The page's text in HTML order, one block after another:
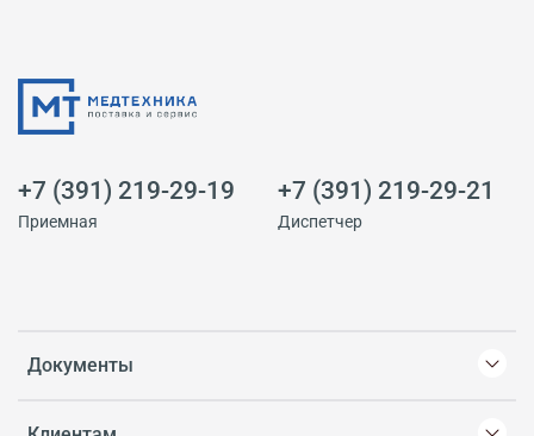
Документы
+7 (391) 219-29-19
Приемная
+7 (391) 219-29-21
Диспетчер